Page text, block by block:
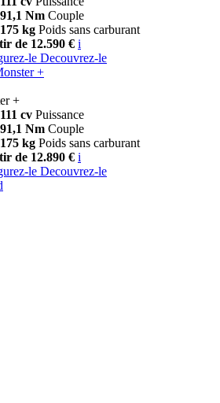
91,1 Nm Couple
175 kg Poids sans carburant
de 12.590 € i
le Decouvrez-le
+
+
111 cv Puissance
91,1 Nm Couple
175 kg Poids sans carburant
de 12.890 € i
le Decouvrez-le